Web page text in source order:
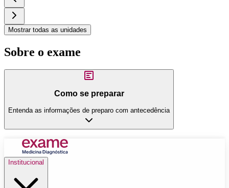
Mostrar todas as unidades
Sobre o exame
Como se preparar
Entenda as informações de preparo com antecedência
Institucional